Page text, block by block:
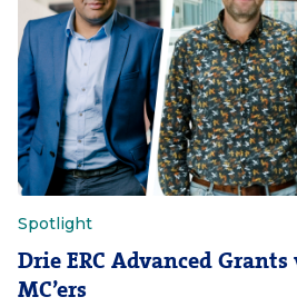
Spotlight
Drie ERC Advanced
MC’ers